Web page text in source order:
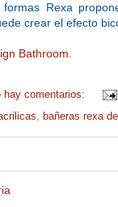
Rexa
crear el efecto
Bathroom.
hay comentarios:
, bañeras rexa